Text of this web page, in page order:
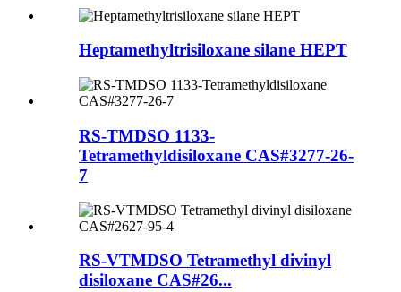
Heptamethyltrisiloxane silane HEPT
RS-TMDSO 1133-
Tetramethyldisiloxane CAS#3277-26-
7
RS-VTMDSO Tetramethyl divinyl
disiloxane CAS#26...